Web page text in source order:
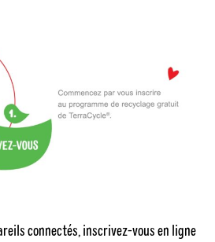
connectés, inscrivez-vous en ligne